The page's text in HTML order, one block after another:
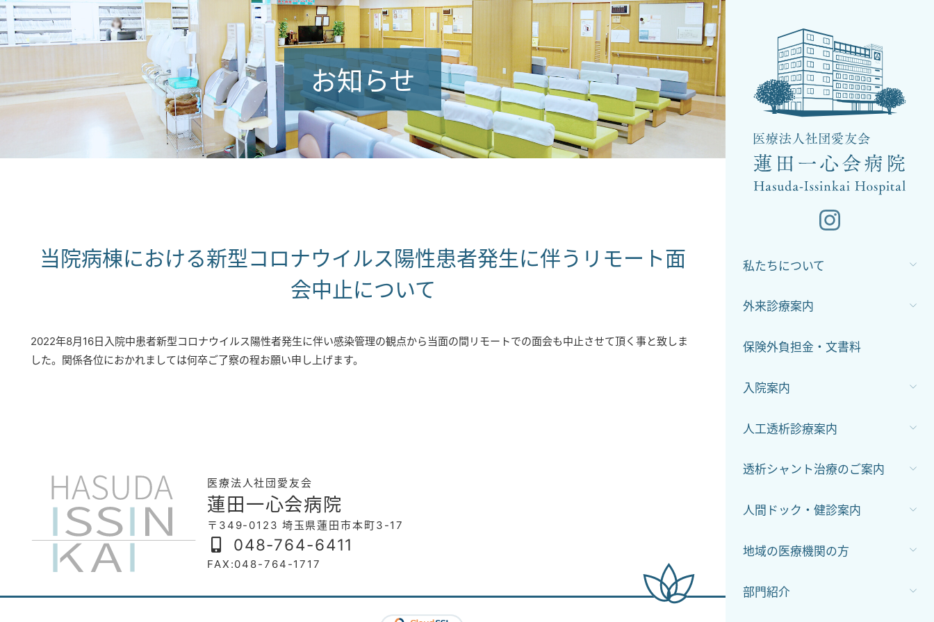
私たちについて
外来診療案内
保険外負担金・文書料
入院案内
人工透析診療案内
透析シャント治療のご案内
人間ドック・健診案内
地域の医療機関の方
部門紹介
お知らせ
当院病棟における新型コロナウイルス陽性患者発生に伴うリモート面
会中止について
2022年8月16日入院中患者新型コロナウイルス陽性者発生に伴い感染管理の観点から当面の間リモートでの面会も中止させて頂く事と致しま
した。関係各位におかれましては何卒ご了察の程お願い申し上げます。
医療法人社団愛友会
蓮田一心会病院
〒349-0123 埼玉県蓮田市本町3-17
048-764-6411
FAX:048-764-1717